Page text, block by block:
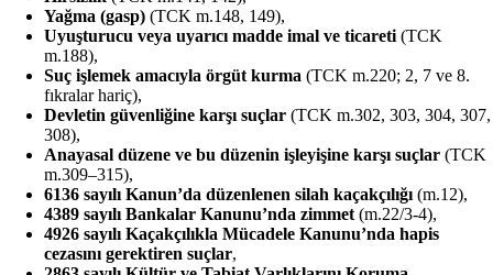
Yağma (gasp) (TCK m.148, 149),
Uyuşturucu veya uyarıcı madde imal ve ticareti (TCK
m.188),
Suç işlemek amacıyla örgüt kurma (TCK m.220; 2, 7 ve 8.
fıkralar hariç),
Devletin güvenliğine karşı suçlar (TCK m.302, 303, 304, 307,
308),
Anayasal düzene ve bu düzenin işleyişine karşı suçlar (TCK
m.309–315),
6136 sayılı Kanun’da düzenlenen silah kaçakçılığı (m.12),
4389 sayılı Bankalar Kanunu’nda zimmet (m.22/3-4),
4926 sayılı Kaçakçılıkla Mücadele Kanunu’nda hapis
cezasını gerektiren suçlar,